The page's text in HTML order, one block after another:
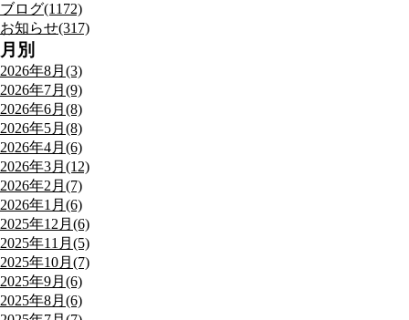
ブログ(1172)
お知らせ(317)
月別
2026年8月(3)
2026年7月(9)
2026年6月(8)
2026年5月(8)
2026年4月(6)
2026年3月(12)
2026年2月(7)
2026年1月(6)
2025年12月(6)
2025年11月(5)
2025年10月(7)
2025年9月(6)
2025年8月(6)